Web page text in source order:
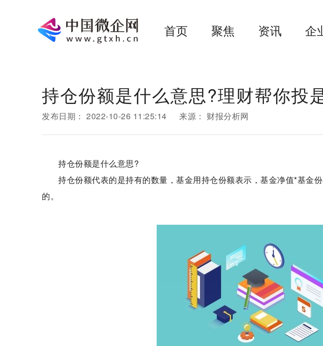
首页 聚焦 资讯 企
持仓份额是什么意思?理财帮你投
发布日期： 2022-10-26 11:25:14 来源： 财报分析网
持仓份额是什么意思?
持仓份额代表的是持有的数量，基金用持仓份额表示，基金净值*基金
的。